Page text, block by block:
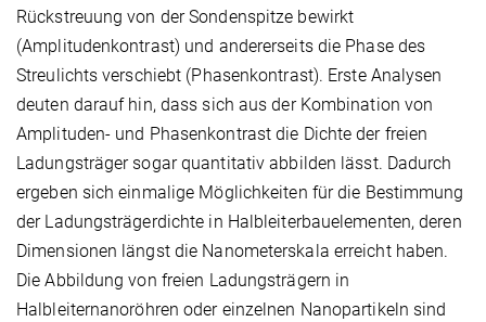
Rückstreuung von der Sondenspitze bewirkt
(Amplitudenkontrast) und andererseits die Phase des
Streulichts verschiebt (Phasenkontrast). Erste Analysen
deuten darauf hin, dass sich aus der Kombination von
Amplituden- und Phasenkontrast die Dichte der freien
Ladungsträger sogar quantitativ abbilden lässt. Dadurch
ergeben sich einmalige Möglichkeiten für die Bestimmung
der Ladungsträgerdichte in Halbleiterbauelementen, deren
Dimensionen längst die Nanometerskala erreicht haben.
Die Abbildung von freien Ladungsträgern in
Halbleiternanoröhren oder einzelnen Nanopartikeln sind